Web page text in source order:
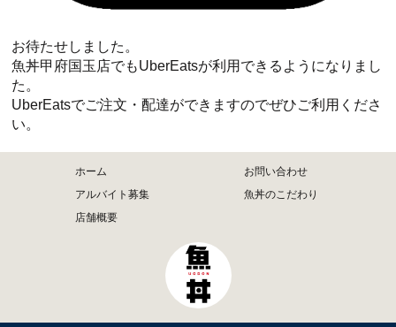
お待たせしました。
魚丼甲府国玉店でもUberEatsが利用できるようになりまし
た。
UberEatsでご注文・配達ができますのでぜひご利用くださ
い。
ホーム
お問い合わせ
アルバイト募集
魚丼のこだわり
店舗概要